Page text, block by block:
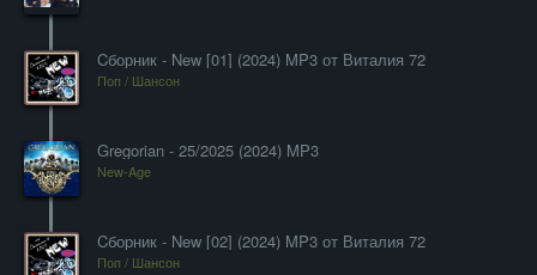
Cборник - New [01] (2024) MP3 от Виталия 72
Поп / Шансон
Gregorian - 25/2025 (2024) MP3
New-Age
Cборник - New [02] (2024) MP3 от Виталия 72
Поп / Шансон